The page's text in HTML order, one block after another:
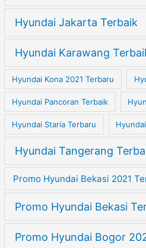
Hyundai Jakarta Terbaik
Hyundai Karawang
Hyundai Kona 2021 Terbaru
Hyundai Pancoran Terbaik
Hyundai Staria Terbaru
Hyundai Tangerang
Promo Hyundai Bekasi 2021
Promo Hyundai Bekasi
Promo Hyundai Bogor